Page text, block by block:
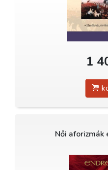
1
Női aforizmák